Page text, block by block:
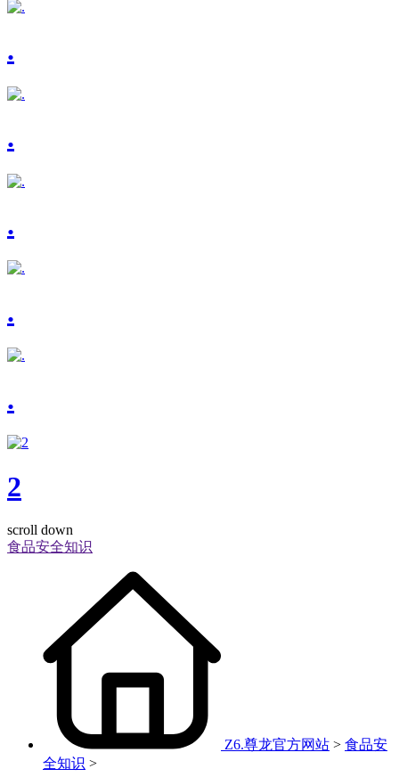
.
.
.
.
.
2
scroll down
食品安全知识
Z6.尊龙官方网站 > 食品安
全知识 >